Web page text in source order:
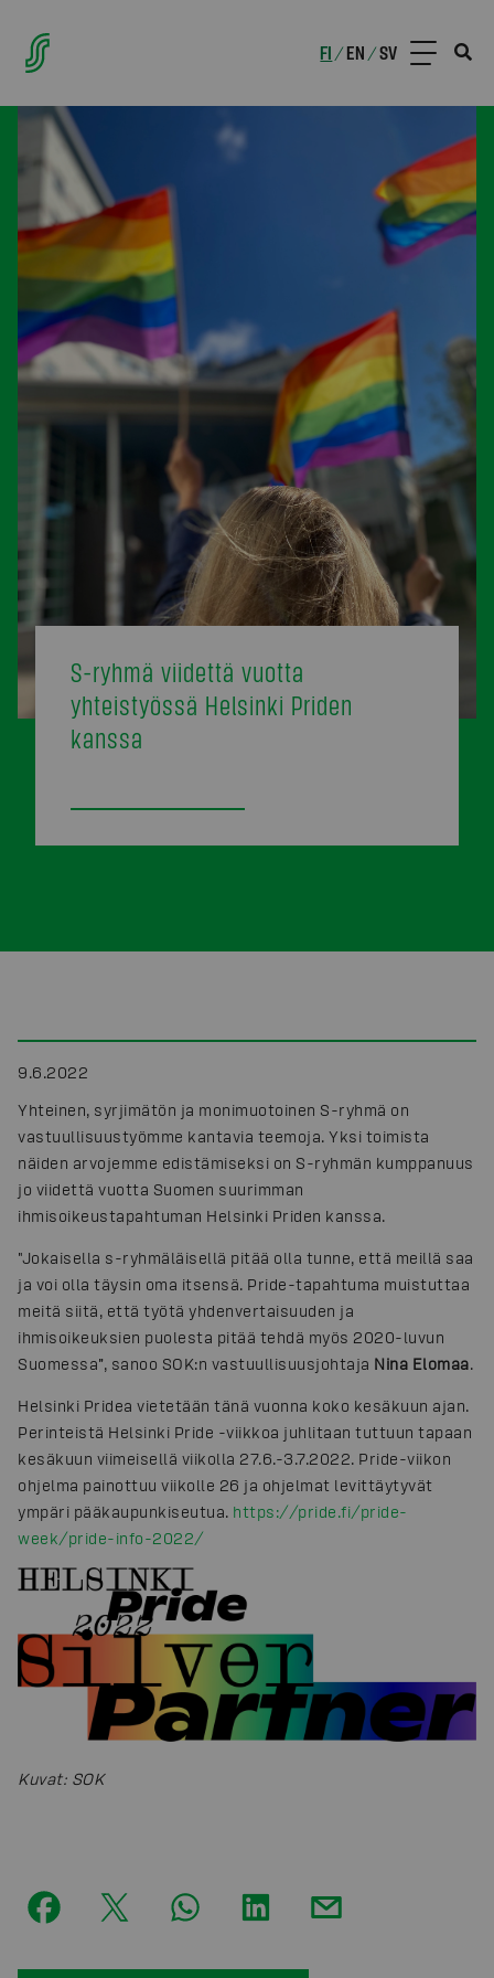
FI /EN /SV
S-ryhmä viidettä vuotta
yhteistyössä Helsinki Priden
kanssa
9.6.2022
Yhteinen, syrjimätön ja monimuotoinen S-ryhmä on
vastuullisuustyömme kantavia teemoja. Yksi toimista
näiden arvojemme edistämiseksi on S-ryhmän kumppanuus
jo viidettä vuotta Suomen suurimman
ihmisoikeustapahtuman Helsinki Priden kanssa.
"Jokaisella s-ryhmäläisellä pitää olla tunne, että meillä saa
ja voi olla täysin oma itsensä. Pride-tapahtuma muistuttaa
meitä siitä, että työtä yhdenvertaisuuden ja
ihmisoikeuksien puolesta pitää tehdä myös 2020-luvun
Suomessa”, sanoo SOK:n vastuullisuusjohtaja Nina Elomaa.
Helsinki Pridea vietetään tänä vuonna koko kesäkuun ajan.
Perinteistä Helsinki Pride -viikkoa juhlitaan tuttuun tapaan
kesäkuun viimeisellä viikolla 27.6.-3.7.2022. Pride-viikon
ohjelma painottuu viikolle 26 ja ohjelmat levittäytyvät
ympäri pääkaupunkiseutua. https://pride.fi/pride-
week/pride-info-2022/
Kuvat: SOK